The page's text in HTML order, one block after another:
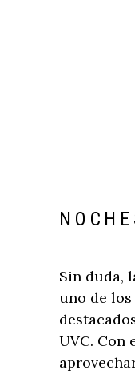
Sin duda,
uno de los
UVC. Con